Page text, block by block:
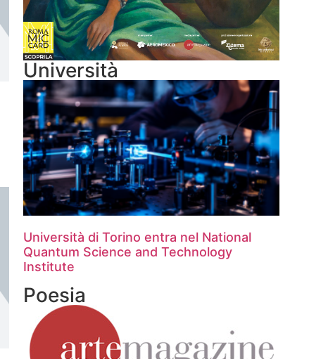
Università
Università di Torino entra nel National
Quantum Science and Technology
Institute
Poesia